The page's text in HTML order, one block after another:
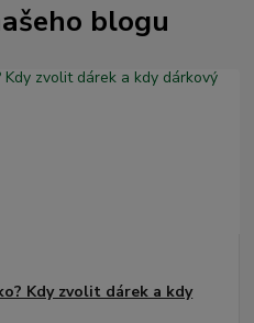
blogu
Kdy zvolit dárek a kdy